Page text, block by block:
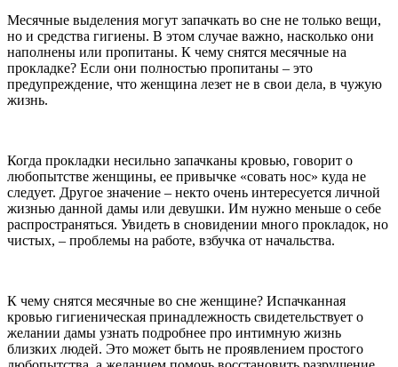
Месячные выделения могут запачкать во сне не только вещи,
но и средства гигиены. В этом случае важно, насколько они
наполнены или пропитаны. К чему снятся месячные на
прокладке? Если они полностью пропитаны – это
предупреждение, что женщина лезет не в свои дела, в чужую
жизнь.
Когда прокладки несильно запачканы кровью, говорит о
любопытстве женщины, ее привычке «совать нос» куда не
следует. Другое значение – некто очень интересуется личной
жизнью данной дамы или девушки. Им нужно меньше о себе
распространяться. Увидеть в сновидении много прокладок, но
чистых, – проблемы на работе, взбучка от начальства.
К чему снятся месячные во сне женщине? Испачканная
кровью гигиеническая принадлежность свидетельствует о
желании дамы узнать подробнее про интимную жизнь
близких людей. Это может быть не проявлением простого